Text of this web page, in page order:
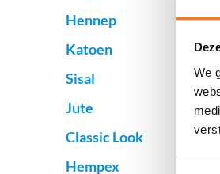
We
Hennep
Katoen
Sisal
Jute
Classic Look
Hempex